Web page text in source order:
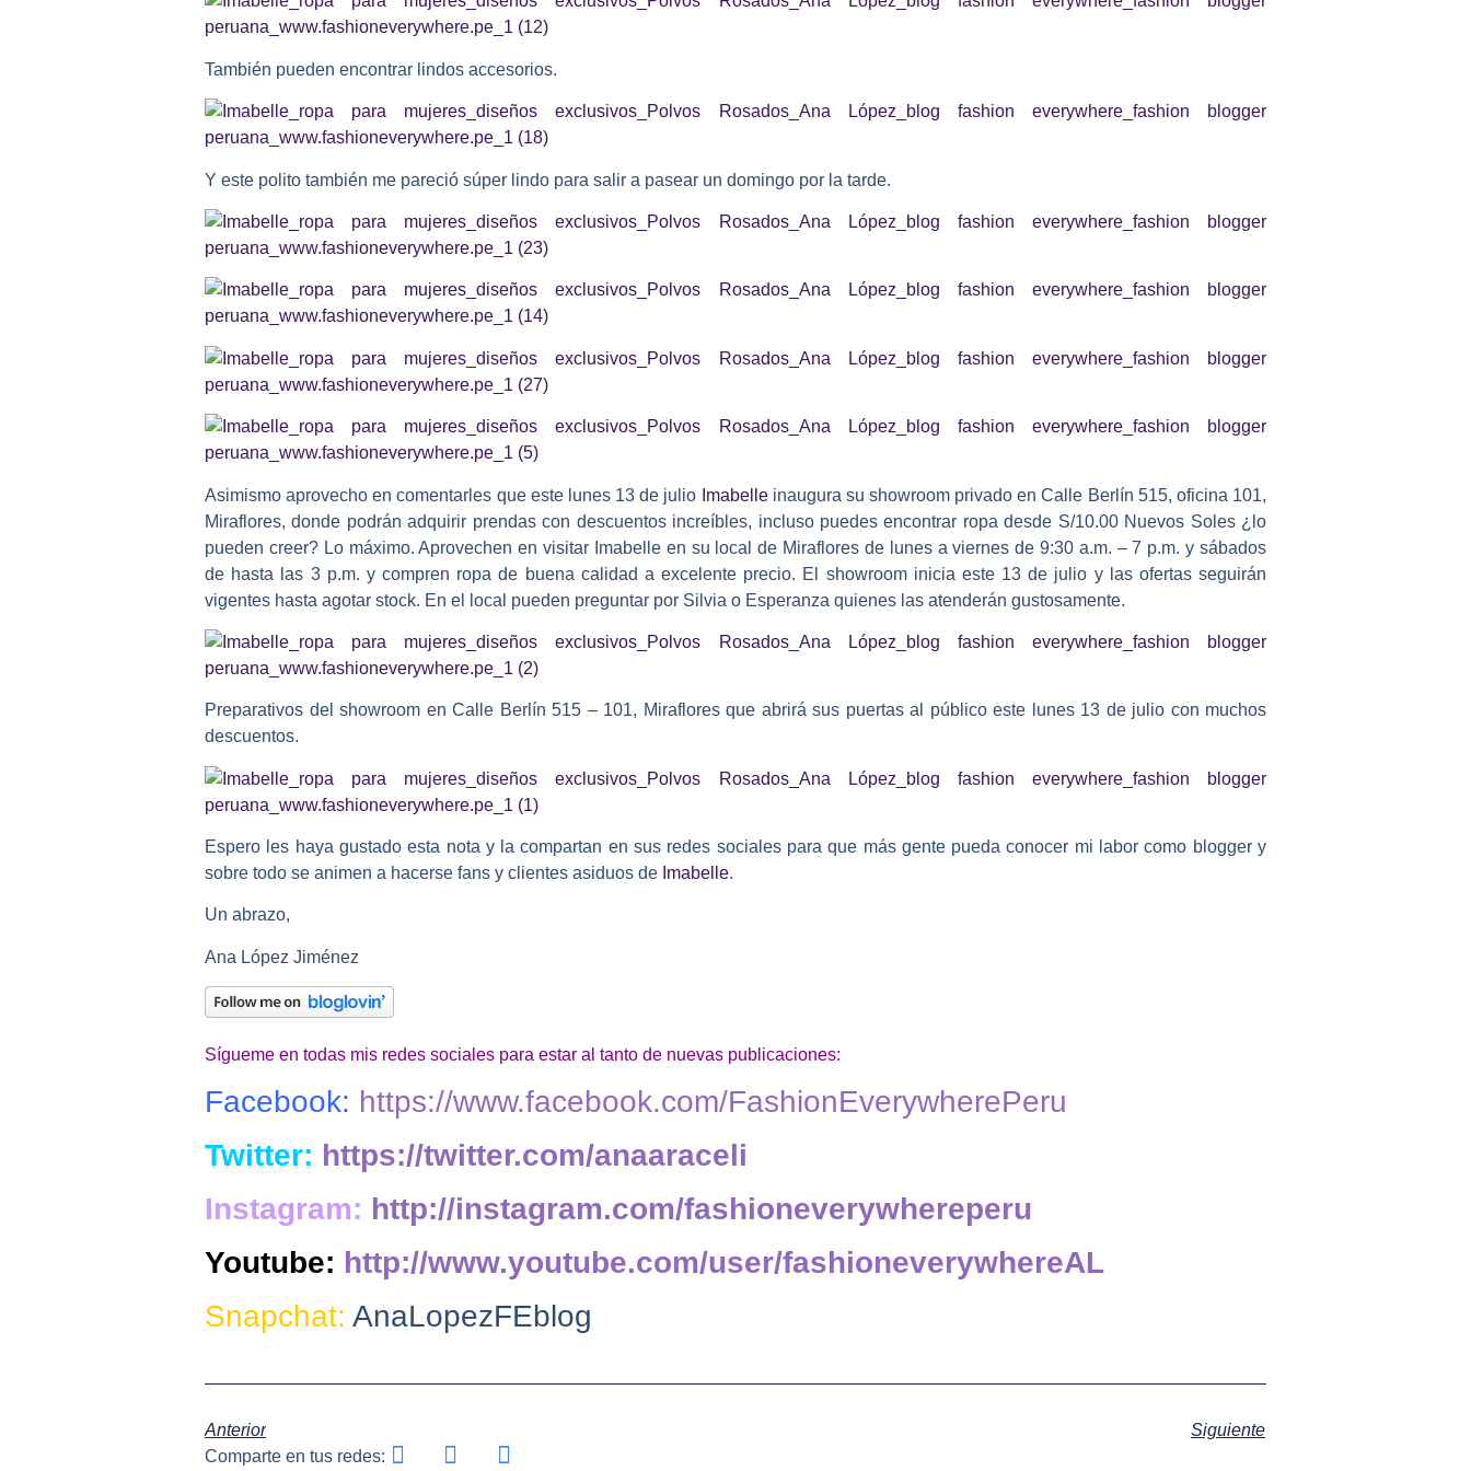
También pueden encontrar lindos accesorios.
Y este polito también me pareció súper lindo para salir a pasear un domingo por la tarde.
Asimismo aprovecho en comentarles que este lunes 13 de julio Imabelleinaugura su showroom privado en Calle Berlín 515, oficina 101,
Miraflores, donde podrán adquirir prendas con descuentos increíbles, incluso puedes encontrar ropa desde S/10.00 Nuevos Soles ¿lo
pueden creer? Lo máximo. Aprovechen en visitar Imabelle en su local de Miraflores de lunes a viernes de 9:30 a.m. – 7 p.m. y sábados
de hasta las 3 p.m. y compren ropa de buena calidad a excelente precio. El showroom inicia este 13 de julio y las ofertas seguirán
vigentes hasta agotar stock. En el local pueden preguntar por Silvia o Esperanza quienes las atenderán gustosamente.
Preparativos del showroom en Calle Berlín 515 – 101, Miraflores que abrirá sus puertas al público este lunes 13 de julio con muchos
descuentos.
Espero les haya gustado esta nota y la compartan en sus redes sociales para que más gente pueda conocer mi labor como blogger y
sobre todo se animen a hacerse fans y clientes asiduos de Imabelle.
Un abrazo,
Ana López Jiménez
Sígueme en todas mis redes sociales para estar al tanto de nuevas publicaciones:
Facebook: https://www.facebook.com/FashionEverywherePeru
Twitter: https://twitter.com/anaaraceli
Instagram: http://instagram.com/fashioneverywhereperu
Youtube: http://www.youtube.com/user/fashioneverywhereAL
Snapchat: AnaLopezFEblog
Anterior
Siguiente
Comparte en tus redes: